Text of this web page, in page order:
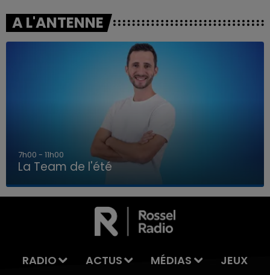
LA TEAM DE L'ÉTÉ
A L'ANTENNE
7h00 - 11h00
La Team de l'été
RADIO ACTUS MÉDIAS JEUX